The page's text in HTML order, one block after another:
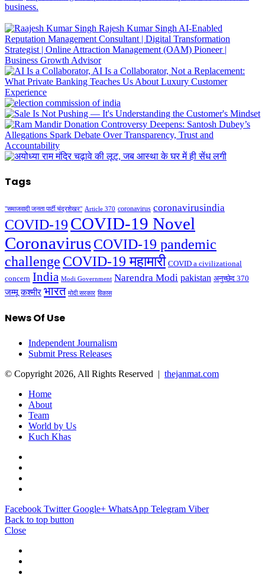
Tags
"समाजवादी जनता पार्टी चंद्रशेखर" Article 370 coronavirus coronavirusindia
COVID-19 COVID-19 Novel
CoronavirusCOVID-19 pandemic
challenge COVID-19 महामारी COVID a civilizational
concern India Modi Government Narendra Modi pakistan अनुच्छेद 370
जम्मू कश्मीर भारत मोदी सरकार विकास
News Of Use
Independent Journalism
Submit Press Releases
© Copyright 2026, All Rights Reserved | thejanmat.com
Home
About
Team
World by Us
Kuch Khas
Facebook Twitter Google+ WhatsApp Telegram Viber
Back to top button
Close